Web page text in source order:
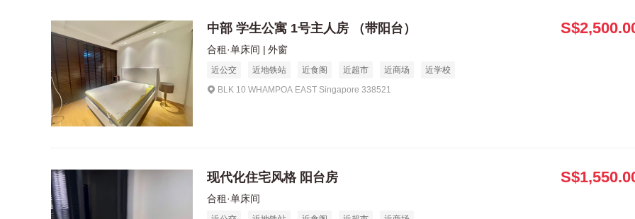
中部 学生公寓 1号主人房 （带阳台）
合租·单床间 外窗
近公交 近地铁站 近食阁 近超市 近商场
近学校
BLK 10 WHAMPOA EAST Singapore 338521
现代化住宅风格 阳台房
合租·单床间